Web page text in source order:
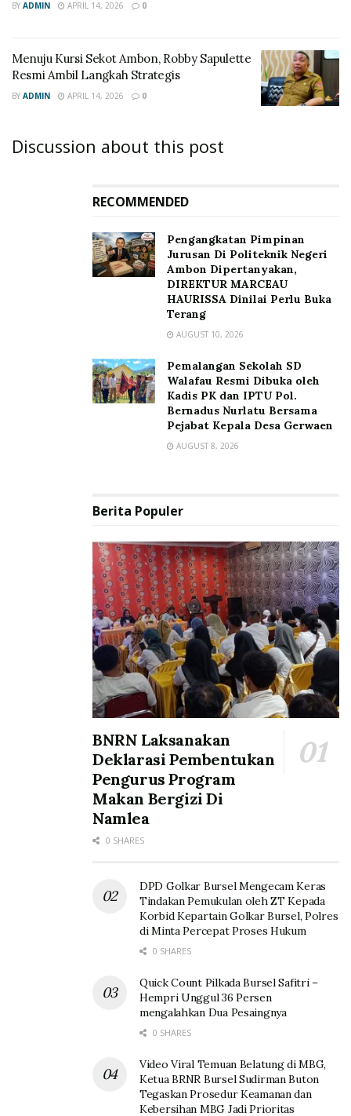
BY ADMIN APRIL 14, 2026 0
Menuju Kursi Sekot Ambon, Robby Sapulette
Resmi Ambil Langkah Strategis
BY ADMIN APRIL 14, 2026 0
Discussion about this post
RECOMMENDED
Pengangkatan Pimpinan
Jurusan Di Politeknik Negeri
Ambon Dipertanyakan,
DIREKTUR MARCEAU
HAURISSA Dinilai Perlu Buka
Terang
AUGUST 10, 2026
Pemalangan Sekolah SD
Walafau Resmi Dibuka oleh
Kadis PK dan IPTU Pol.
Bernadus Nurlatu Bersama
Pejabat Kepala Desa Gerwaen
AUGUST 8, 2026
Berita Populer
BNRN Laksanakan
Deklarasi Pembentukan
Pengurus Program
Makan Bergizi Di
Namlea
0 SHARES
DPD Golkar Bursel Mengecam Keras
Tindakan Pemukulan oleh ZT Kepada
Korbid Kepartain Golkar Bursel, Polres
di Minta Percepat Proses Hukum
0 SHARES
Quick Count Pilkada Bursel Safitri –
Hempri Unggul 36 Persen
mengalahkan Dua Pesaingnya
0 SHARES
Video Viral Temuan Belatung di MBG,
Ketua BRNR Bursel Sudirman Buton
Tegaskan Prosedur Keamanan dan
Kebersihan MBG Jadi Prioritas